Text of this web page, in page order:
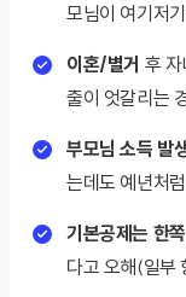
모님이 여기저
이혼/별거 후
출이 엇갈리는
부모님 소득 발
는데도 예년처
기본공제는 한
다고 오해(일부